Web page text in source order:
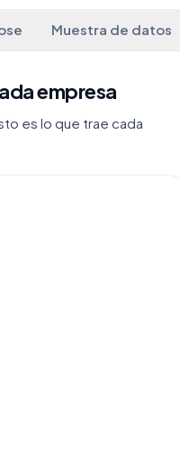
Muestra de datos
empresa
es lo que trae cada